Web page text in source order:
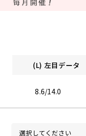
(L) 左目データ
8.6/14.0